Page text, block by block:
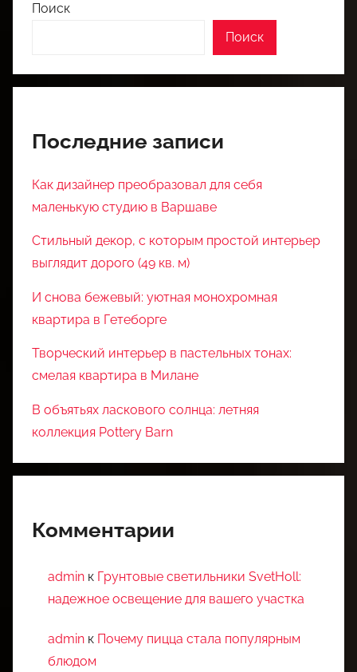
Поиск
Поиск
Последние записи
Как дизайнер преобразовал для себя
маленькую студию в Варшаве
Стильный декор, с которым простой интерьер
выглядит дорого (49 кв. м)
И снова бежевый: уютная монохромная
квартира в Гетеборге
Творческий интерьер в пастельных тонах:
смелая квартира в Милане
В объятьях ласкового солнца: летняя
коллекция Pottery Barn
Комментарии
admin к Грунтовые светильники SvetHoll:
надежное освещение для вашего участка
admin к Почему пицца стала популярным
блюдом